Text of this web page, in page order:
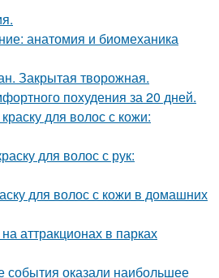
анатомия и биомеханика
Закрытая творожная.
похудения за 20 дней.
для волос с кожи:
для волос с рук:
для волос с кожи в домашних
аттракционах в парках
события оказали наибольшее